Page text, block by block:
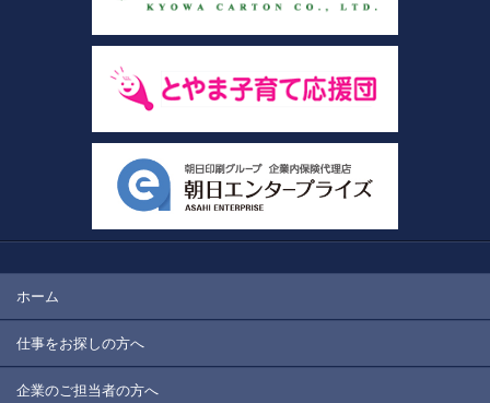
ホーム
仕事をお探しの方へ
企業のご担当者の方へ